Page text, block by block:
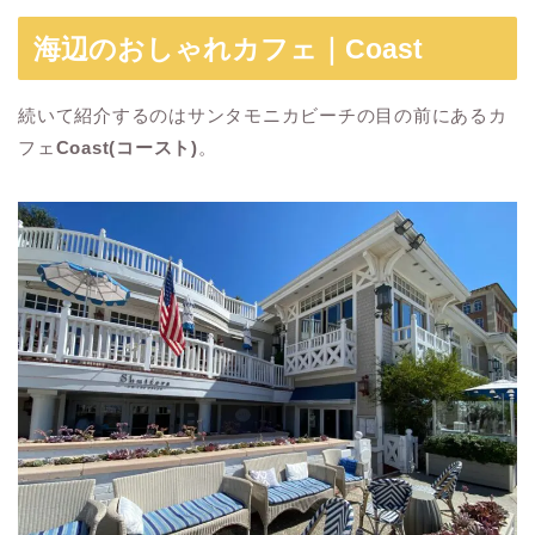
海辺のおしゃれカフェ｜Coast
続いて紹介するのはサンタモニカビーチの目の前にあるカ
フェ Coast(コースト)。